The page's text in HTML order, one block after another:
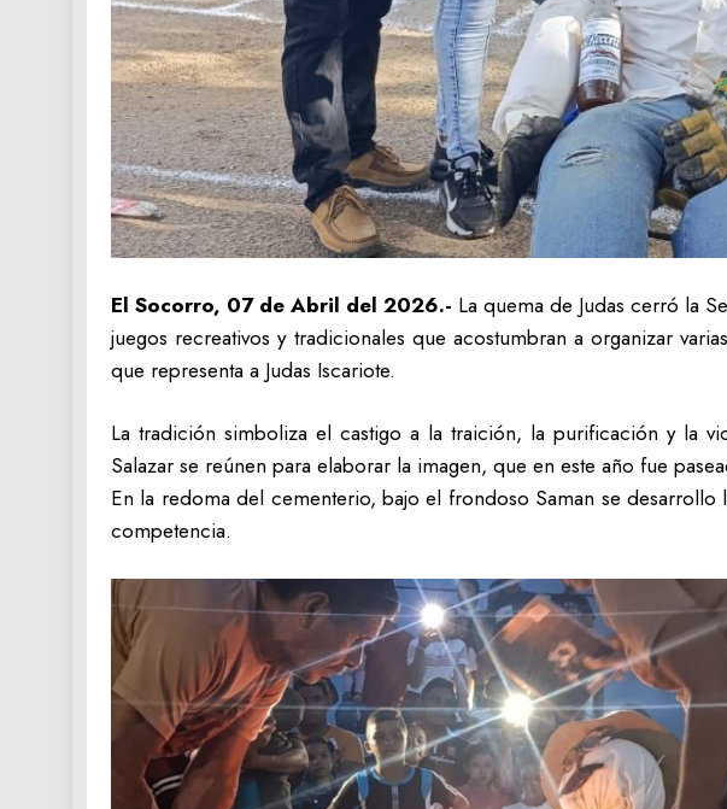
El Socorro, 07 de Abril del 2026.- La quema de Judas cerró la
juegos recreativos y tradicionales que acostumbran a organizar
que representa a Judas Iscariote.
La tradición simboliza el castigo a la traición, la purificación y la
Salazar se reúnen para elaborar la imagen, que en este año fue
En la redoma del cementerio, bajo el frondoso Saman se
competencia.